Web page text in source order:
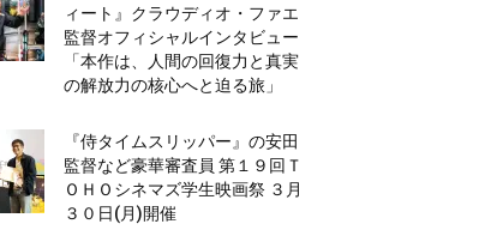
ィート』クラウディオ・ファエ
監督オフィシャルインタビュー
「本作は、人間の回復力と真実
の解放力の核心へと迫る旅」
『侍タイムスリッパー』の安田
監督など豪華審査員 第１９回Ｔ
ＯＨＯシネマズ学生映画祭 ３月
３０日(月)開催